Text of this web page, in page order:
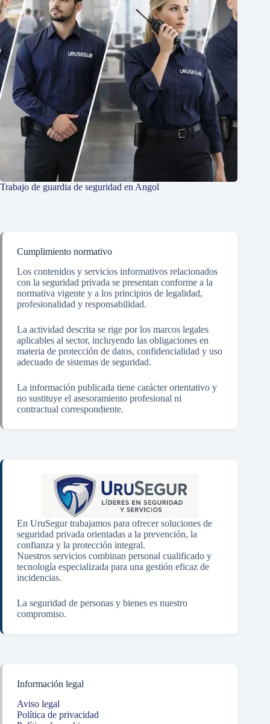
Trabajo de guardia de seguridad en Angol
Cumplimiento normativo
Los contenidos y servicios informativos relacionados
con la seguridad privada se presentan conforme a la
normativa vigente y a los principios de legalidad,
profesionalidad y responsabilidad.
La actividad descrita se rige por los marcos legales
aplicables al sector, incluyendo las obligaciones en
materia de protección de datos, confidencialidad y uso
adecuado de sistemas de seguridad.
La información publicada tiene carácter orientativo y
no sustituye el asesoramiento profesional ni
contractual correspondiente.
En UruSegur trabajamos para ofrecer soluciones de
seguridad privada orientadas a la prevención, la
confianza y la protección integral.
Nuestros servicios combinan personal cualificado y
tecnología especializada para una gestión eficaz de
incidencias.
La seguridad de personas y bienes es nuestro
compromiso.
Información legal
Aviso legal
Política de privacidad